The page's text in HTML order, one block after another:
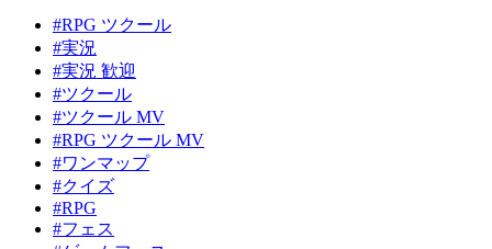
#RPG ツクール
#実況
#実況 歓迎
#ツクール
#ツクール MV
#RPG ツクール MV
#ワンマップ
#クイズ
#RPG
#フェス